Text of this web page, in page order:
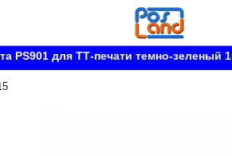
PS901 для ТТ-печати темно-зеленый